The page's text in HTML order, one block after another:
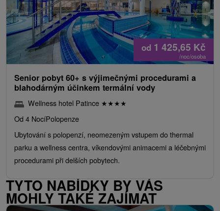
od 1 425,65 Kč
/noc/osoba
Senior pobyt 60+ s výjimečnými procedurami a
blahodárným účinkem termální vody
Wellness hotel Patince ★★★★
Od 4 NocíPolopenze
Ubytování s polopenzí, neomezeným vstupem do thermal
parku a wellness centra, víkendovými animacemi a léčebnými
procedurami při delších pobytech.
TYTO NABÍDKY BY VÁS
MOHLY TAKÉ ZAJÍMAT